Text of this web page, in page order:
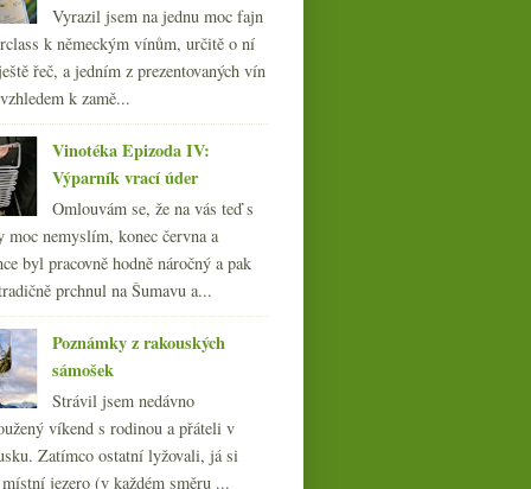
Vyrazil jsem na jednu moc fajn
k německým vínům, určitě o ní
řeč, a jedním z prezentovaných vín
k zamě...
Vinotéka Epizoda IV:
Výparník vrací úder
Omlouvám se, že na vás teď s
moc nemyslím, konec června a
byl pracovně hodně náročný a pak
prchnul na Šumavu a...
Poznámky z rakouských
sámošek
Strávil jsem nedávno
víkend s rodinou a přáteli v
Zatímco ostatní lyžovali, já si
jezero (v každém směru ...